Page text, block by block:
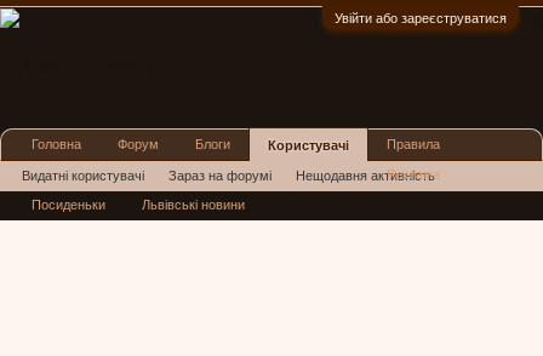
Увійти або зареєструватися
Головна Форум Блоги Користувачі
Видатні користувачі Зараз на форумі Нещодавня активність
Нові повідомлення профілю
Правила
Реклама
Посиденьки Львівські новини